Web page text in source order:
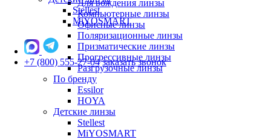
Для вождения линзы
Компьютерные линзы
Офисные линзы
Поляризационные линзы
Призматические линзы
Прогрессивные линзы
Разгрузочные линзы
По бренду
Essilor
HOYA
Детские линзы
Stellest
MiYOSMART
Stellest
MiYOSMART
+7 (800) 555-27-04 заказать звонок